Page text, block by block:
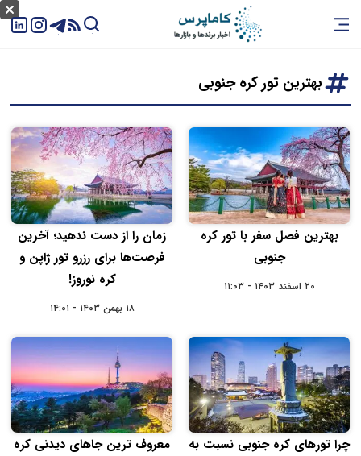
بهترین تور کره جنوبی
بهترین فصل سفر با تور کره
جنوبی
۲۰ اسفند ۱۴۰۳ - ۱۱:۰۳
زمان را از دست ندهید؛ آخرین
فرصت‌ها برای رزرو تور ژاپن و
کره نوروز!
۱۸ بهمن ۱۴۰۳ - ۱۴:۰۱
چرا تورهای کره جنوبی نسبت به
معروف ترین جاهای دیدنی کره